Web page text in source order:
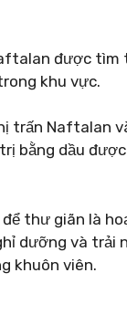
được tìm
khu vực.
trấn Naftalan
bằng dầu
thư giãn là
dưỡng và trải
khuôn viên.